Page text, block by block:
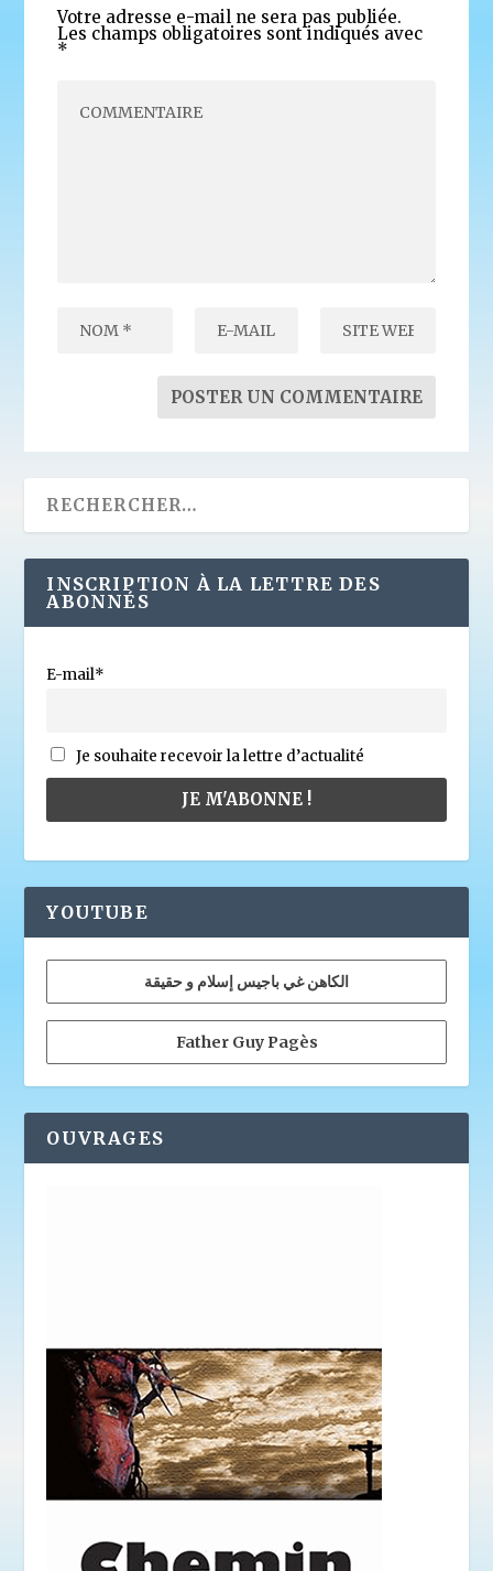
Votre adresse e-mail ne sera pas publiée.
Les champs obligatoires sont indiqués avec
*
INSCRIPTION À LA LETTRE DES
ABONNÉS
E-mail*
Je souhaite recevoir la lettre d’actualité
YOUTUBE
الكاهن غي باجيس إسلام و حقيقة
Father Guy Pagès
OUVRAGES